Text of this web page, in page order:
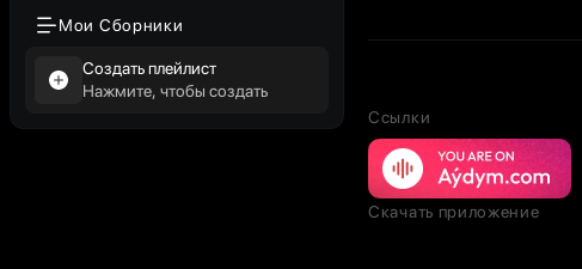
Мои Сборники
Создать плейлист
Нажмите, чтобы создать
Ссылки
Скачать приложение